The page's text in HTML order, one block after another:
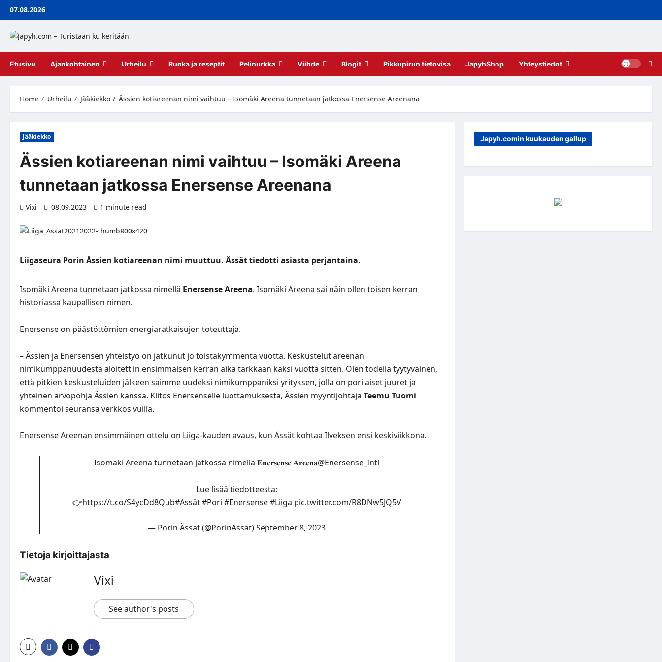
Skip07.08.2026
Etusivu Ajankohtainen Urheilu Ruoka ja reseptit Pelinurkka Viihde Blogit Pikkupirun tietovisa JapyhShop Yhteystiedot
Home Urheilu Jääkiekko Ässien kotiareenan nimi vaihtuu – Isomäki Areena tunnetaan jatkossa Enersense Areenana
Jääkiekko
Ässien kotiareenan nimi vaihtuu – Isomäki Areena
tunnetaan jatkossa Enersense Areenana
Vixi 08.09.2023 1 minute read
Liigaseura Porin Ässien kotiareenan nimi muuttuu. Ässät tiedotti asiasta perjantaina.
Isomäki Areena tunnetaan jatkossa nimellä Enersense Areena. Isomäki Areena sai näin ollen toisen kerran
historiassa kaupallisen nimen.
Enersense on päästöttömien energiaratkaisujen toteuttaja.
– Ässien ja Enersensen yhteistyö on jatkunut jo toistakymmentä vuotta. Keskustelut areenan
nimikumppanuudesta aloitettiin ensimmäisen kerran aika tarkkaan kaksi vuotta sitten. Olen todella tyytyväinen,
että pitkien keskusteluiden jälkeen saimme uudeksi nimikumppaniksi yrityksen, jolla on porilaiset juuret ja
yhteinen arvopohja Ässien kanssa. Kiitos Enersenselle luottamuksesta, Ässien myyntijohtaja Teemu Tuomi
kommentoi seuransa verkkosivuilla.
Enersense Areenan ensimmäinen ottelu on Liiga-kauden avaus, kun Ässät kohtaa Ilveksen ensi keskiviikkona.
Isomäki Areena tunnetaan jatkossa nimellä 𝐄𝐧𝐞𝐫𝐬𝐞𝐧𝐬𝐞 𝐀𝐫𝐞𝐞𝐧𝐚@Enersense_Intl
Lue lisää tiedotteesta:
👉https://t.co/S4ycDd8Qub#Ässät #Pori #Enersense #Liiga pic.twitter.com/R8DNw5JQ5V
— Porin Ässät (@PorinAssat)September 8, 2023
Tietoja kirjoittajasta
Vixi
See author's posts
Japyh.comin kuukauden gallup